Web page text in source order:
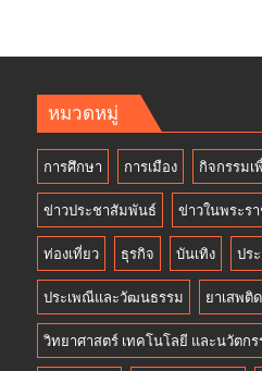
หมวดหมู่
การศึกษา การเมือง กิจกรรมเ
ข่าวประชาสัมพันธ์ ข่าวในพระร
ท่องเที่ยว ธุรกิจ บันเทิง ปร
ประเพณีและวัฒนธรรม ยาเสพติด
วิทยาศาสตร์ เทคโนโลยี และนวัตกร